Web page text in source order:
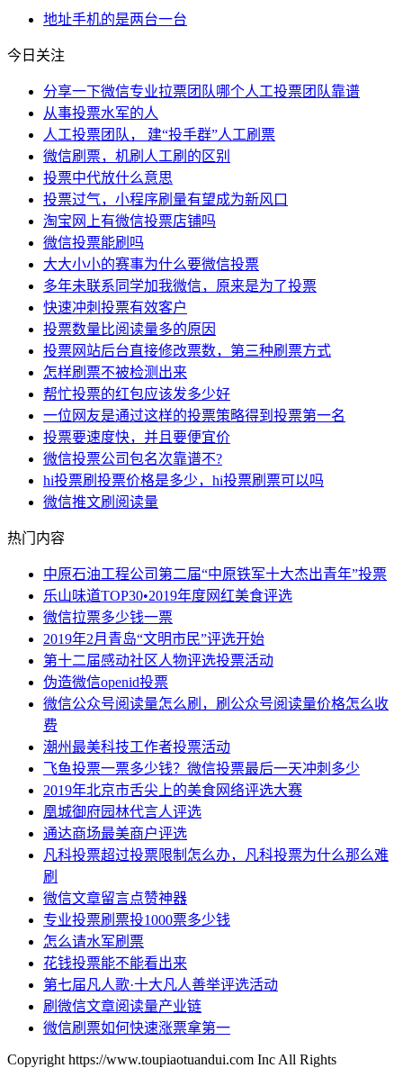
地址手机的是两台一台
今日关注
分享一下微信专业拉票团队哪个人工投票团队靠谱
从事投票水军的人
人工投票团队， 建“投手群”人工刷票
微信刷票，机刷人工刷的区别
投票中代放什么意思
投票过气，小程序刷量有望成为新风口
淘宝网上有微信投票店铺吗
微信投票能刷吗
大大小小的赛事为什么要微信投票
多年未联系同学加我微信，原来是为了投票
快速冲刺投票有效客户
投票数量比阅读量多的原因
投票网站后台直接修改票数，第三种刷票方式
怎样刷票不被检测出来
帮忙投票的红包应该发多少好
一位网友是通过这样的投票策略得到投票第一名
投票要速度快，并且要便宜价
微信投票公司包名次靠谱不?
hi投票刷投票价格是多少，hi投票刷票可以吗
微信推文刷阅读量
热门内容
中原石油工程公司第二届“中原铁军十大杰出青年”投票
乐山味道TOP30•2019年度网红美食评选
微信拉票多少钱一票
2019年2月青岛“文明市民”评选开始
第十二届感动社区人物评选投票活动
伪造微信openid投票
微信公众号阅读量怎么刷，刷公众号阅读量价格怎么收
费
潮州最美科技工作者投票活动
飞鱼投票一票多少钱？微信投票最后一天冲刺多少
2019年北京市舌尖上的美食网络评选大赛
凰城御府园林代言人评选
通达商场最美商户评选
凡科投票超过投票限制怎么办，凡科投票为什么那么难
刷
微信文章留言点赞神器
专业投票刷票投1000票多少钱
怎么请水军刷票
花钱投票能不能看出来
第七届凡人歌·十大凡人善举评选活动
刷微信文章阅读量产业链
微信刷票如何快速涨票拿第一
Copyright https://www.toupiaotuandui.com Inc All Rights